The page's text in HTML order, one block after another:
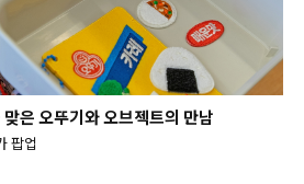
은 오뚜기와 오브젝트의 만남
팝업